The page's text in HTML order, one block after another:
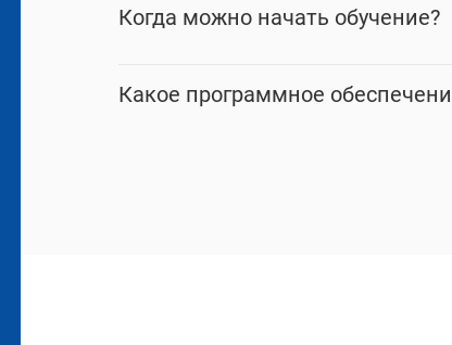
Когда можно начать обучение?
Какое программное